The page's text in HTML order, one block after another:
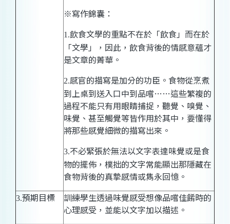
※寫作錦囊：
1.飲食文學的重點不在於「飲食」而在於
「文學」，因此，飲食背後的情感意蘊才
是文章的菁華。
2.感官的描寫是加分的功臣。食物從烹煮
到上桌到送入口中到品嚐……這些繁複的
過程不能只有用眼睛捕捉，聽覺、嗅覺、
味覺、甚至觸覺等皆作用於其中，要懂得
將那些感覺細微的描寫出來。
3.不必緊張於無法以文字表達味覺或是食
物的擺佈，樸拙的文字常能顯出那隱藏在
食物背後的真摯感情或雋永回憶。
3.預期目標
訓練學生透過味覺感受想像品嚐佳餚時的
心理感受，並能以文字加以描述。